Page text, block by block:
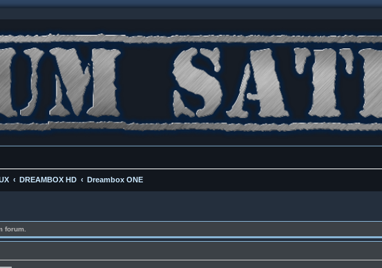
DREAMBOX HD Dreambox ONE
forum.